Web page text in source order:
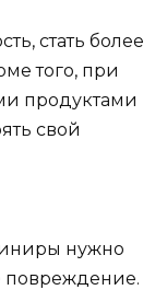
стать более
того, при
продуктами
свой
нужно
повреждение.